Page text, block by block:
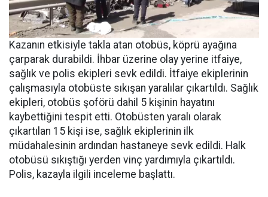
Kazanın etkisiyle takla atan otobüs, köprü ayağına
çarparak durabildi. İhbar üzerine olay yerine itfaiye,
sağlık ve polis ekipleri sevk edildi. İtfaiye ekiplerinin
çalışmasıyla otobüste sıkışan yaralılar çıkartıldı. Sağlık
ekipleri, otobüs şoförü dahil 5 kişinin hayatını
kaybettiğini tespit etti. Otobüsten yaralı olarak
çıkartılan 15 kişi ise, sağlık ekiplerinin ilk
müdahalesinin ardından hastaneye sevk edildi. Halk
otobüsü sıkıştığı yerden vinç yardımıyla çıkartıldı.
Polis, kazayla ilgili inceleme başlattı.